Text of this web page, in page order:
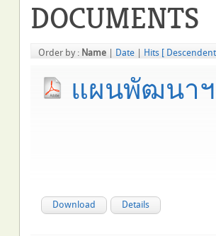
DOCUMENTS
Order by : Name Date Hits [ Descendent ]
แผนพัฒนา
Download Details